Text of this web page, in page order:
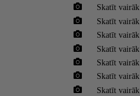
Skatīt vairāk
Skatīt vairāk
Skatīt vairāk
Skatīt vairāk
Skatīt vairāk
Skatīt vairāk
Skatīt vairāk